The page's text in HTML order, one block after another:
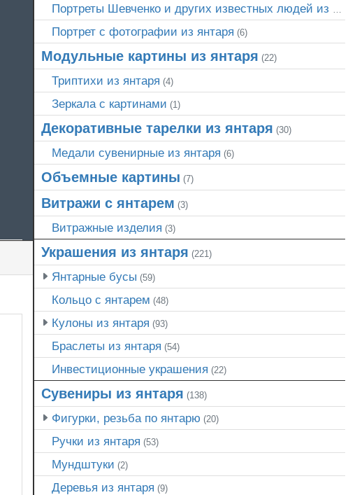
Портреты Шевченко и других известных людей из янтаря
Портрет c фотографии из янтаря (6)
Модульные картины из янтаря (22)
Триптихи из янтаря (4)
Зеркала с картинами (1)
Декоративные тарелки из янтаря (30)
Медали сувенирные из янтаря (6)
Объемные картины (7)
Витражи с янтарем (3)
Витражные изделия (3)
Украшения из янтаря (221)
Янтарные бусы (59)
Кольцо с янтарем (48)
Кулоны из янтаря (93)
Браслеты из янтаря (54)
Инвестиционные украшения (22)
Сувениры из янтаря (138)
Фигурки, резьба по янтарю (20)
Ручки из янтаря (53)
Мундштуки (2)
Деревья из янтаря (9)